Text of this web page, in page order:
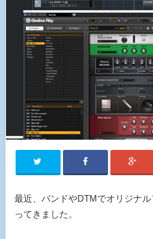
最近、バンドやDTMでオリジナ
ってきました。